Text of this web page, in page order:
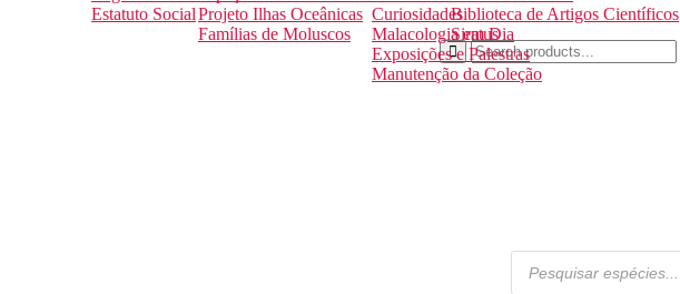
Estatuto SocialProjeto Ilhas Oceânicas
Famílias de Moluscos
Curiosidades
Malacologia em Dia
Exposições e Palestras
Manutenção da Coleção
Biblioteca de Artigos Científicos
Siratus